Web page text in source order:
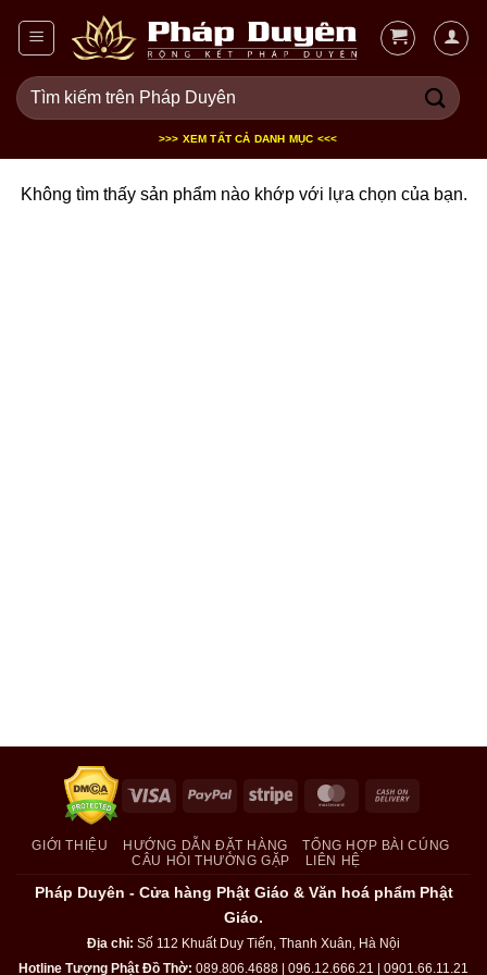
dung
Tìm
kiếm:
>>> XEM TẤT CẢ DANH MỤC <<<
Không tìm thấy sản phẩm nào khớp với lựa chọn của bạn.
Visa PayPal Stripe MasterCard
Delivery
GIỚI THIỆU HƯỚNG DẪN ĐẶT HÀNG
TỔNG HỢP BÀI CÚNG
CÂU HỎI THƯỜNG GẶP
LIÊN HỆ
Pháp Duyên - Cửa hàng Phật Giáo & Văn hoá phẩm Phật
Giáo.
Địa chỉ: Số 112 Khuất Duy Tiến, Thanh Xuân, Hà Nội
Hotline Tượng Phật Đồ Thờ: 089.806.4688 | 096.12.666.21 | 0901.66.11.21